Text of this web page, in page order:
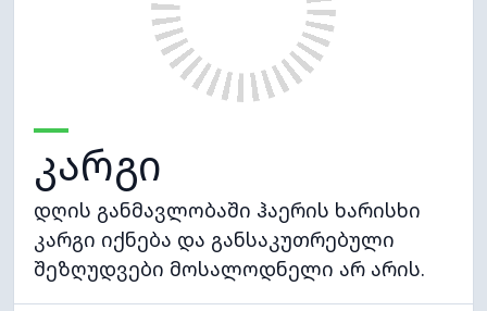
კარგი
დღის განმავლობაში ჰაერის ხარისხი
კარგი იქნება და განსაკუთრებული
შეზღუდვები მოსალოდნელი არ არის.